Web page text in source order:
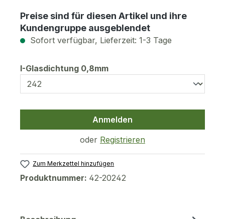
Preise sind für diesen Artikel und ihre
Kundengruppe ausgeblendet
Sofort verfügbar, Lieferzeit: 1-3 Tage
I-Glasdichtung 0,8mmauswählen
Anmelden
oder Registrieren
Zum Merkzettel hinzufügen
Produktnummer: 42-20242